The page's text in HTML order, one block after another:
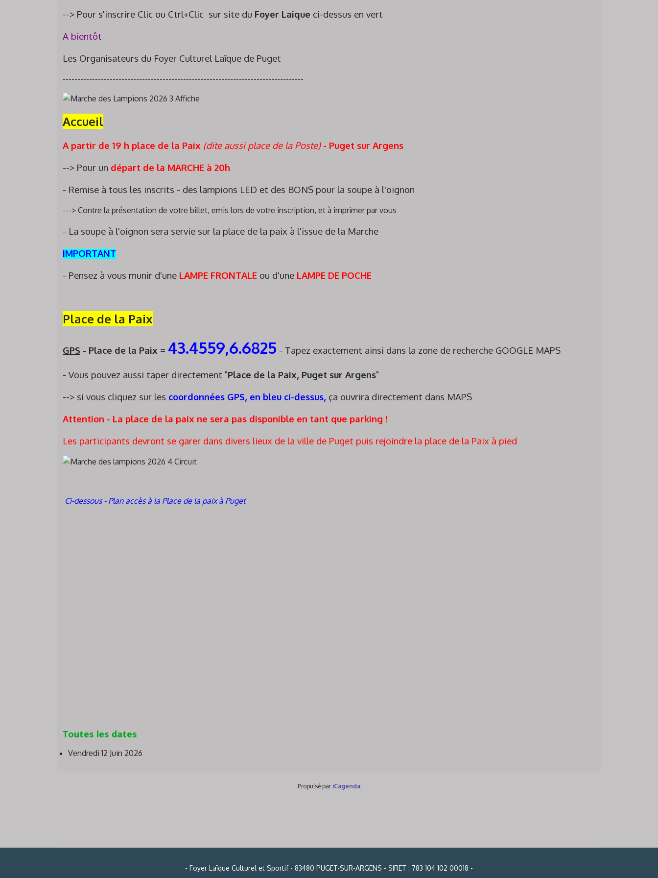
--> Pour s'inscrire Clic ou Ctrl+Clic sur site du Foyer Laique ci-dessus en vert
A bientôt
Les Organisateurs du Foyer Culturel Laïque de Puget
----------------------------------------------------------------------------------
Accueil
A partir de 19 h place de la Paix (dite aussi place de la Poste)- Puget sur Argens
--> Pour un départ de la MARCHE à 20h
- Remise à tous les inscrits - des lampions LED et des BONS pour la soupe à l'oignon
---> Contre la présentation de votre billet, emis lors de votre inscription, et à imprimer par vous
- La soupe à l'oignon sera servie sur la place de la paix à l'issue de la Marche
IMPORTANT
- Pensez à vous munir d'une LAMPE FRONTALE ou d'une LAMPE DE POCHE
Place de la Paix
GPS - Place de la Paix = 43.4559,6.6825 - Tapez exactement ainsi dans la zone de recherche GOOGLE MAPS
- Vous pouvez aussi taper directement "Place de la Paix, Puget sur Argens"
--> si vous cliquez sur les coordonnées GPS, en bleu ci-dessus, ça ouvrira directement dans MAPS
Attention - La place de la paix ne sera pas disponible en tant que parking !
Les participants devront se garer dans divers lieux de la ville de Puget puis rejoindre la place de la Paix à pied
Ci-dessous - Plan accès à la Place de la paix à Puget
Toutes les dates
Vendredi 12 Juin 2026
Propulsé par iCagenda
- Foyer Laïque Culturel et Sportif - 83480 PUGET-SUR-ARGENS - SIRET : 783 104 102 00018 -